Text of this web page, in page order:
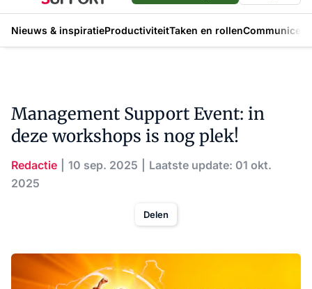
Nieuws & inspiratieProductiviteitTaken en rollen
Management Support Event: in
deze workshops is nog plek!
Redactie 10 sep. 2025
Laatste update: 01 okt.
2025
Delen